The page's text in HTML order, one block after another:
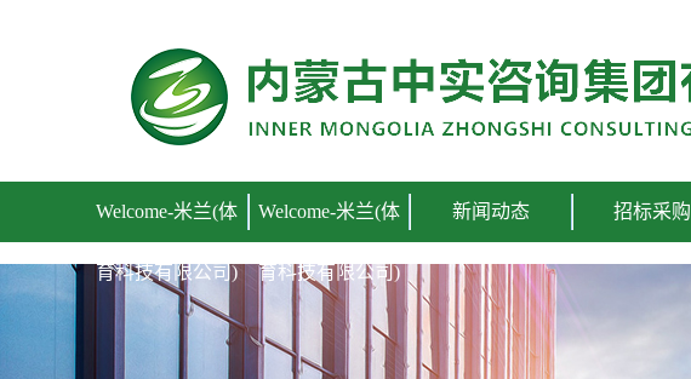
Welcome-米兰(体
育科技有限公司)
Welcome-米兰(体
育科技有限公司)
新闻动态 招标采购